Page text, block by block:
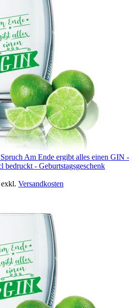
Am Ende ergibt alles einen GIN -
bedruckt - Geburtstagsgeschenk
exkl. Versandkosten